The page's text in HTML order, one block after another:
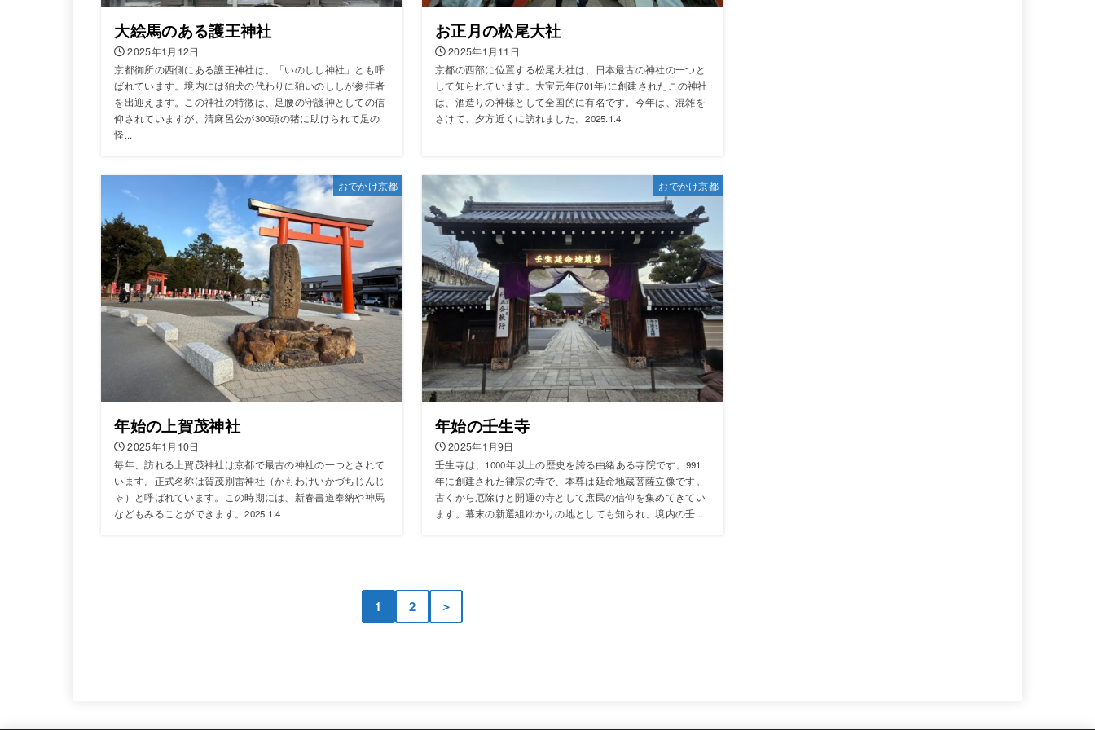
大絵馬のある護王神社
2025年1月12日
京都御所の西側にある護王神社は、「いのしし神社」とも呼
ばれています。境内には狛犬の代わりに狛いのししが参拝者
を出迎えます。この神社の特徴は、足腰の守護神としての信
仰されていますが、清麻呂公が300頭の猪に助けられて足の
怪...
お正月の松尾大社
2025年1月11日
京都の西部に位置する松尾大社は、日本最古の神社の一つと
して知られています。大宝元年(701年)に創建されたこの神社
は、酒造りの神様として全国的に有名です。今年は、混雑を
さけて、夕方近くに訪れました。2025.1.4
おでかけ京都
年始の上賀茂神社
2025年1月10日
毎年、訪れる上賀茂神社は京都で最古の神社の一つとされて
います。正式名称は賀茂別雷神社（かもわけいかづちじんじ
ゃ）と呼ばれています。この時期には、新春書道奉納や神馬
などもみることができます。2025.1.4
おでかけ京都
年始の壬生寺
2025年1月9日
壬生寺は、1000年以上の歴史を誇る由緒ある寺院です。991
年に創建された律宗の寺で、本尊は延命地蔵菩薩立像です。
古くから厄除けと開運の寺として庶民の信仰を集めてきてい
ます。幕末の新選組ゆかりの地としても知られ、境内の壬...
1 2 ＞